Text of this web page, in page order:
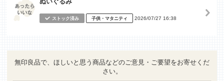
ストック済み 子供・マタニティ 2026/07/27 16:38
無印良品で、ほしいと思う商品などのご意見・ご要望をお寄せくだ
さい。